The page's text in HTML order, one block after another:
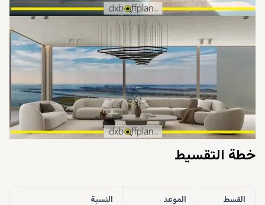
خطة التقسيط
القسط الموعد النسبة